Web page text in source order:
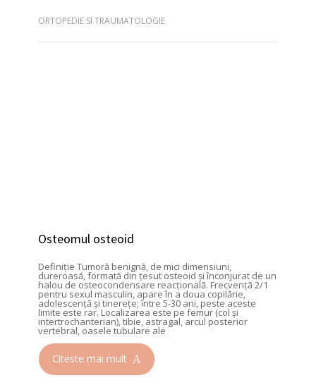
ORTOPEDIE SI TRAUMATOLOGIE
Osteomul osteoid
Definiţie Tumoră benignă, de mici dimensiuni,
dureroasă, formată din ţesut osteoid şi înconjurat de un
halou de osteocondensare reacţională. Frecvenţă 2/1
pentru sexul masculin, apare în a doua copilărie,
adolescenţă şi tinereţe; între 5-30 ani, peste aceste
limite este rar. Localizarea este pe femur (col şi
intertrochanterian), tibie, astragal, arcul posterior
vertebral, oasele tubulare ale
Citeste mai mult